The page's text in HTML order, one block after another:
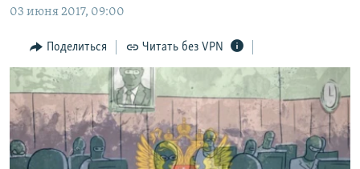
Вернутся
поиску
ИНТЕРАКТИВ
ИНФОГРАФИКА
ТЕЛЕПРОЕКТ КРЫМ.РЕАЛИИ
СОВЕТЫ ПРАВОЗАЩИТНИКОВ
ПРОПАВШИЕ БЕЗ ВЕСТИ
ПОБЕДИТЕЛЕЙ НЕ СУДЯТ?
РАДІО СВОБОДА
КАК ОБОЙТИ БЛОКИРОВКУ
Українською
Qırımtatar
ПРИСОЕДИНЯЙТЕСЬ!
03 июня 2017, 09:00
Поделиться Читать без VPN